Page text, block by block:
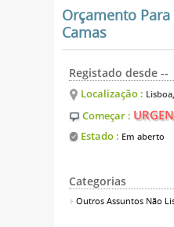
Orçamento
Camas
Registado desde --
Localização :
Começar :
Estado : Em aberto
Categorias
Outros Assuntos Não